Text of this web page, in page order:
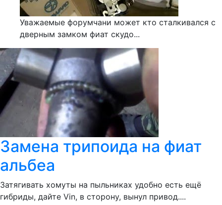
Уважаемые форумчани может кто сталкивался с
дверным замком фиат скудо...
Замена трипоида на фиат
альбеа
Затягивать хомуты на пыльниках удобно есть ещё
гибриды, дайте Vin, в сторону, вынул привод....